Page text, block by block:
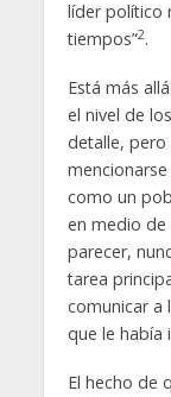
líder político
tiempos”2.
Está más
el nivel de
detalle, pero
como un
en medio de
parecer,
tarea
comunicar a
que le había
El hecho de